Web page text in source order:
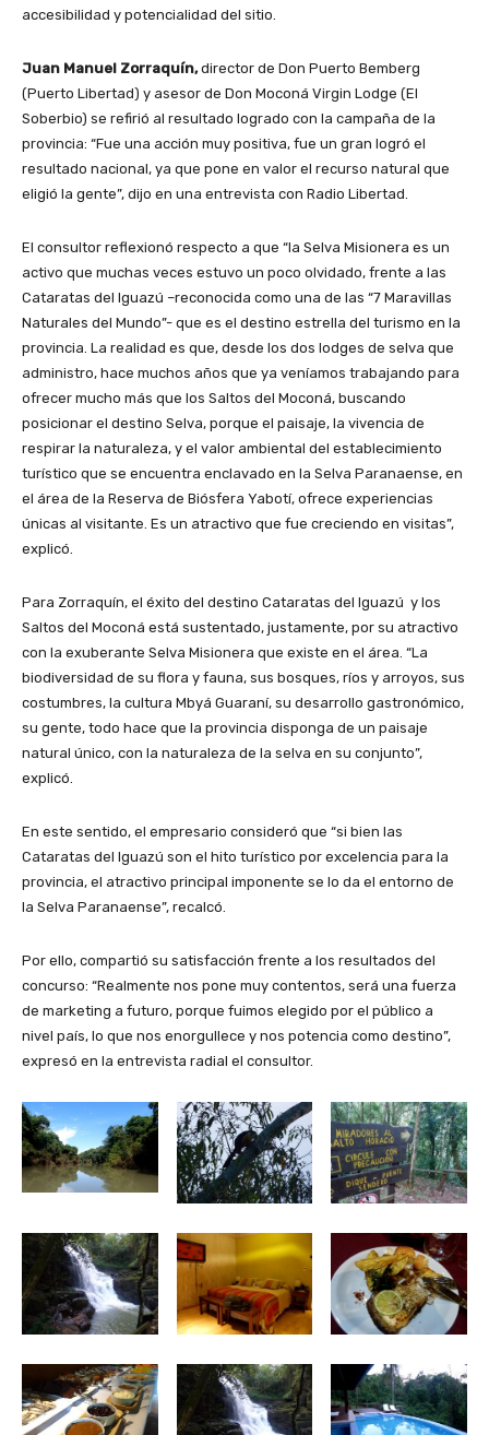
accesibilidad y potencialidad del sitio.
Juan Manuel Zorraquín,director de Don Puerto Bemberg
(Puerto Libertad) y asesor de Don Moconá Virgin Lodge (El
Soberbio) se refirió al resultado logrado con la campaña de la
provincia: “Fue una acción muy positiva, fue un gran logró el
resultado nacional, ya que pone en valor el recurso natural que
eligió la gente”, dijo en una entrevista con Radio Libertad.
El consultor reflexionó respecto a que “la Selva Misionera es un
activo que muchas veces estuvo un poco olvidado, frente a las
Cataratas del Iguazú –reconocida como una de las “7 Maravillas
Naturales del Mundo”- que es el destino estrella del turismo en la
provincia. La realidad es que, desde los dos lodges de selva que
administro, hace muchos años que ya veníamos trabajando para
ofrecer mucho más que los Saltos del Moconá, buscando
posicionar el destino Selva, porque el paisaje, la vivencia de
respirar la naturaleza, y el valor ambiental del establecimiento
turístico que se encuentra enclavado en la Selva Paranaense, en
el área de la Reserva de Biósfera Yabotí, ofrece experiencias
únicas al visitante. Es un atractivo que fue creciendo en visitas”,
explicó.
Para Zorraquín, el éxito del destino Cataratas del Iguazú y los
Saltos del Moconá está sustentado, justamente, por su atractivo
con la exuberante Selva Misionera que existe en el área. “La
biodiversidad de su flora y fauna, sus bosques, ríos y arroyos, sus
costumbres, la cultura Mbyá Guaraní, su desarrollo gastronómico,
su gente, todo hace que la provincia disponga de un paisaje
natural único, con la naturaleza de la selva en su conjunto”,
explicó.
En este sentido, el empresario consideró que “si bien las
Cataratas del Iguazú son el hito turístico por excelencia para la
provincia, el atractivo principal imponente se lo da el entorno de
la Selva Paranaense”, recalcó.
Por ello, compartió su satisfacción frente a los resultados del
concurso: “Realmente nos pone muy contentos, será una fuerza
de marketing a futuro, porque fuimos elegido por el público a
nivel país, lo que nos enorgullece y nos potencia como destino”,
expresó en la entrevista radial el consultor.